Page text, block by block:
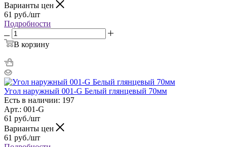
Варианты цен
61 руб./шт
Подробности
В корзину
Угол наружный 001-G Белый глянцевый 70мм
Есть в наличии: 197
Арт.: 001-G
61 руб./шт
Варианты цен
61 руб./шт